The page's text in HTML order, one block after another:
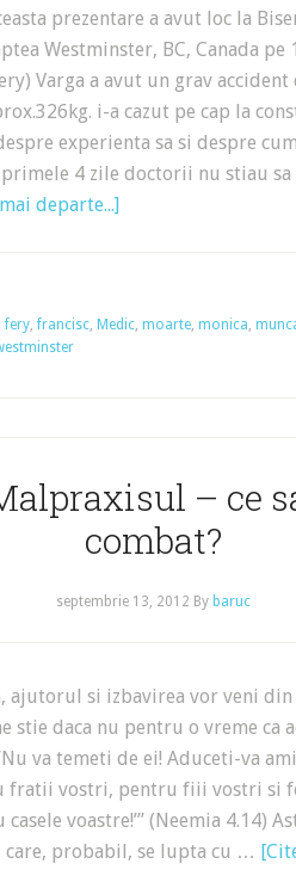
prezentare a avut loc la
Westminster, BC, Canada
Varga a avut un grav
i-a cazut pe cap la
experienta sa si despre
4 zile doctorii nu stiau
departe...]
,fery,francisc, Medic, moarte, monica,
– ce
combat?
septembrie 13, 2012 By baruc
ajutorul si izbavirea vor veni
daca nu pentru o vreme ca
va temeti de ei! Aduceti-va
vostri, pentru fiii vostri si
voastre!’” (Neemia 4.14)
care, probabil, se lupta cu …